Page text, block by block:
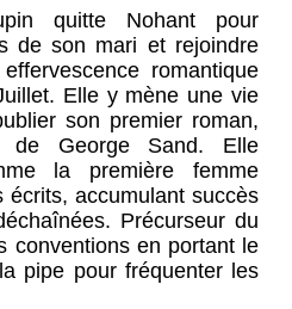
quitte Nohant pour
de son mari et rejoindre
romantique
Elle y mène une vie
son premier roman,
de George Sand. Elle
la première femme
accumulant succès
Précurseur du
conventions en portant le
pipe pour fréquenter les